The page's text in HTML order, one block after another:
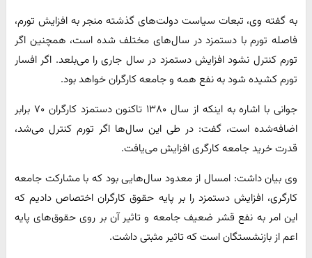
به گفته وی، تبعات سیاست دولت‌های گذشته منجر به افزایش تورم،
فاصله تورم با دستمزد در سال‌های مختلف شده است، همچنین اگر
تورم کنترل نشود افزایش دستمزد در سال جاری را می‌بلعد. اگر افسار
تورم کشیده شود به نفع همه و جامعه کارگران خواهد بود.
جوانی با اشاره به اینکه از سال ۱۳۸۰ تاکنون دستمزد کارگران ۷۰ برابر
اضافه‌شده است، گفت: در طی این سال‌ها اگر تورم کنترل می‌شد،
قدرت خرید جامعه کارگری افزایش می‌یافت.
وی بیان داشت: امسال از معدود سال‌هایی بود که با مشارکت جامعه
کارگری، افزایش دستمزد را بر پایه حقوق کارگران اختصاص دادیم که
این امر به نفع قشر ضعیف جامعه و تاثیر آن بر روی حقوق‌های پایه
اعم از بازنشستگان است که تاثیر مثبتی داشت.